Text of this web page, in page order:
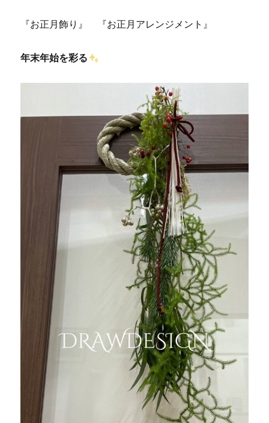
『お正月飾り』 『お正月アレンジメント』
年末年始を彩る